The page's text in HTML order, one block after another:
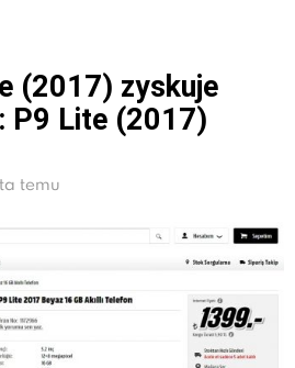
(2017) zyskuje
P9 Lite (2017)
temu